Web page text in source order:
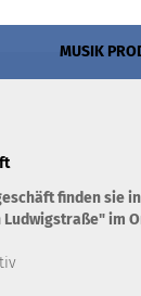
MUSIK
finden sie
im